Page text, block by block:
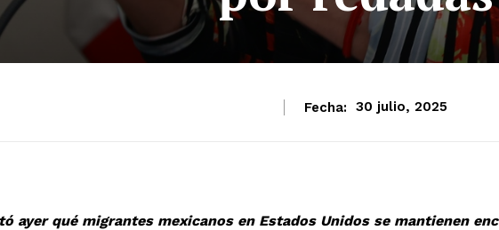
Fecha: 30 julio, 2025
ayer qué migrantes mexicanos en Estados Unidos se mantienen